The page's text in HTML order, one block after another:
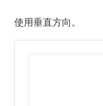
使用垂直方向。